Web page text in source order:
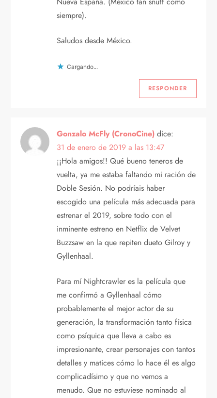
siempre).
Saludos desde México.
Cargando...
RESPONDER
Gonzalo McFly (CronoCine) dice:
31 de enero de 2019 a las 13:47
¡¡Hola amigos!! Qué bueno teneros de
vuelta, ya me estaba faltando mi ración de
Doble Sesión. No podríais haber
escogido una película más adecuada para
estrenar el 2019, sobre todo con el
inminente estreno en Netflix de Velvet
Buzzsaw en la que repiten dueto Gilroy y
Gyllenhaal.
Para mí Nightcrawler es la película que
me confirmó a Gyllenhaal cómo
probablemente el mejor actor de su
generación, la transformación tanto física
como psíquica que lleva a cabo es
impresionante, crear personajes con tantos
detalles y matices cómo lo hace él es algo
complicadísimo y que no vemos a
menudo. Que no estuviese nominado al